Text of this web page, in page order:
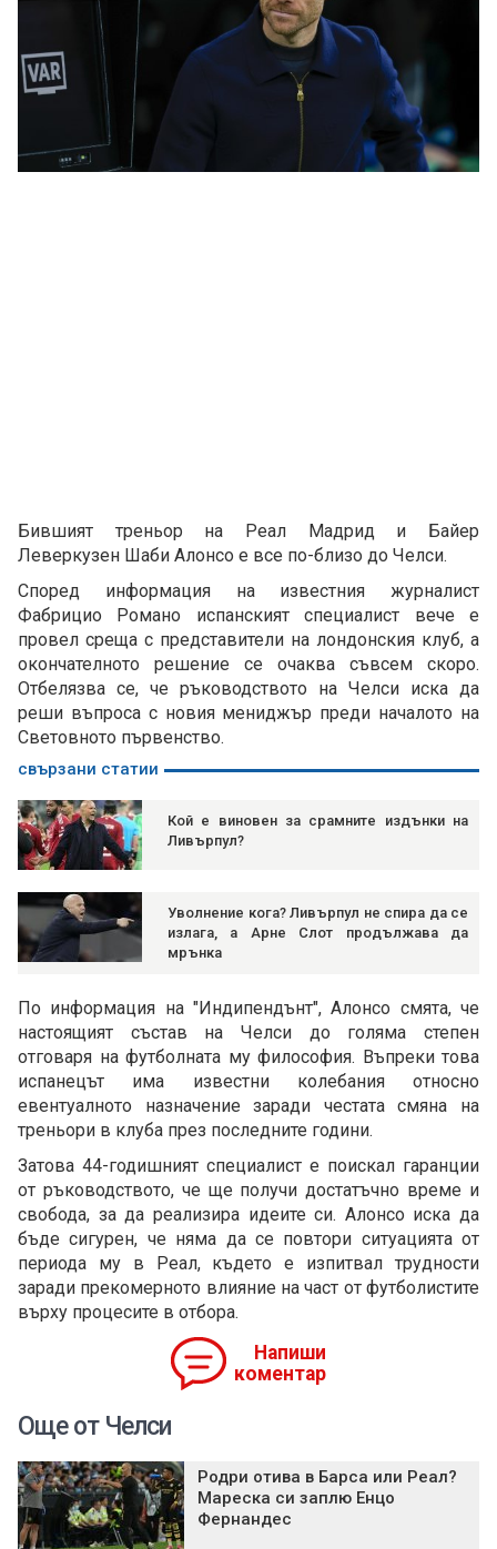
Бившият треньор на Реал Мадрид и Байер
Леверкузен Шаби Алонсо е все по-близо до Челси.
Според информация на известния журналист
Фабрицио Романо испанският специалист вече е
провел среща с представители на лондонския клуб, а
окончателното решение се очаква съвсем скоро.
Отбелязва се, че ръководството на Челси иска да
реши въпроса с новия мениджър преди началото на
Световното първенство.
свързани статии
Кой е виновен за срамните издънки на
Ливърпул?
Уволнение кога? Ливърпул не спира да се
излага, а Арне Слот продължава да
мрънка
По информация на "Индипендънт", Алонсо смята, че
настоящият състав на Челси до голяма степен
отговаря на футболната му философия. Въпреки това
испанецът има известни колебания относно
евентуалното назначение заради честата смяна на
треньори в клуба през последните години.
Затова 44-годишният специалист е поискал гаранции
от ръководството, че ще получи достатъчно време и
свобода, за да реализира идеите си. Алонсо иска да
бъде сигурен, че няма да се повтори ситуацията от
периода му в Реал, където е изпитвал трудности
заради прекомерното влияние на част от футболистите
върху процесите в отбора.
Напиши
коментар
Още от Челси
Родри отива в Барса или Реал?
Мареска си заплю Енцо
Фернандес